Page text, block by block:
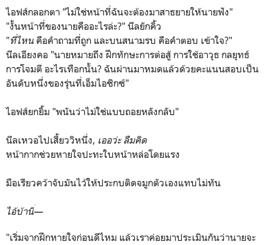
ไอฟส์กลอกตา "ไม่ใช่หน้าที่ฉันจะต้องมาสาธยายให้นายฟัง"
"งั้นหน้าที่ของนายคืออะไรล่ะ?" นีลยักคิ้ว
"ที่ไหน คือคำถามที่ถูก และบนสนามรบ คือคำตอบ เข้าใจ?"
นีลเอียงคอ "นายหมายถึง ฝึกทักษะการต่อสู้ การใช้อาวุธ กลยุทธ์
การโจมตี อะไรเทือกนั้น? ฉันผ่านมาหมดแล้วด้วยคะแนนสอบเป็น
อันดับหนึ่งของรุ่นที่เอ็มไอซิกซ์"
ไอฟส์ยกยิ้ม "พนันว่าไม่ใช่แบบถอยหลังกลับ"
นีลเหวอไปเสี้ยววิหนึ่ง, เออว่ะ ลืมคิด
หน้ากากช่วยหายใจปะทะใบหน้าหล่อโดยแรง
มือเรียวคว้าจับมันไว้ให้ประกบติดจมูกตัวเองแทบไม่ทัน
ไอ้บ้านี่—
"เริ่มจากฝึกหายใจก่อนดีไหม แล้วเราค่อยมาประเมินกันว่านายจะ